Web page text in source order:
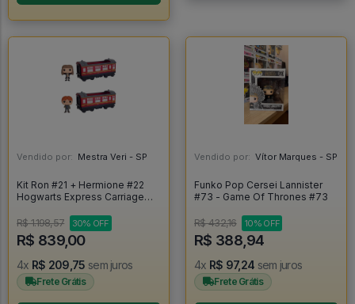
Vendido por: Mestra Veri - SP
Kit Ron #21 + Hermione #22
Hogwarts Express Carriage
Potter #21
R$ 1.198,57 30% OFF
R$ 839,00
4x R$ 209,75 sem juros
Frete Grátis
Vendido por: Vítor Marques - SP
Funko Pop Cersei Lannister
#73 - Game Of Thrones #73
R$ 432,16 10% OFF
R$ 388,94
4x R$ 97,24 sem juros
Frete Grátis